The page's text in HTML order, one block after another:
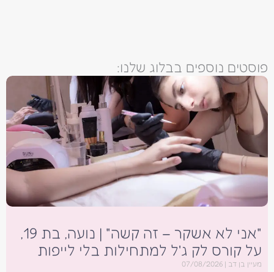
פוסטים נוספים בבלוג שלנו:
"אני לא אשקר – זה קשה" | נועה, בת 19,
על קורס לק ג'ל למתחילות בלי לייפות
מעיין בן דב